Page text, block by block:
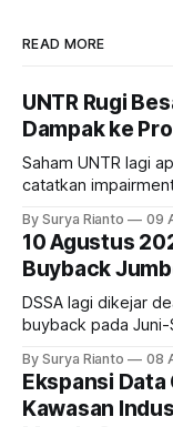
READ MORE
UNTR Rugi
Dampak ke
Saham UNTR lagi
catatkan
bisnis UNTR?
By Surya Rianto 09
10 Agustus
Buyback
DSSA lagi dikejar
buyback pada
By Surya Rianto 08
Ekspansi
Kawasan